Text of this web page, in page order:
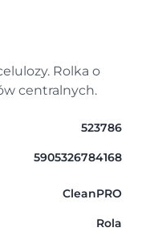
Rolka o
centralnych.
523786
5905326784168
CleanPRO
Rola